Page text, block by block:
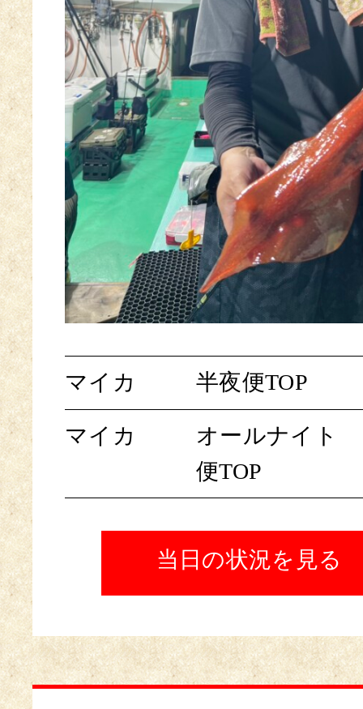
マイカ 半夜便TOP
マイカ
オールナイト
便TOP
当日の状況を見る